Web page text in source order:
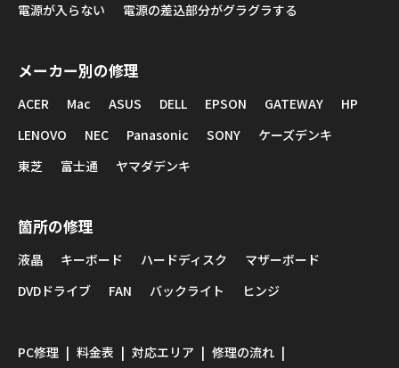
電源が入らない
電源の差込部分がグラグラする
メーカー別の修理
ACER Mac ASUS DELL EPSON GATEWAY
HP
LENOVO
NEC Panasonic SONY
ケーズデンキ
東芝
富士通 ヤマダデンキ
箇所の修理
液晶 キーボード ハードディスク
マザーボード
DVDドライブ
FAN バックライト ヒンジ
PC修理 料金表 対応エリア 修理の流れ